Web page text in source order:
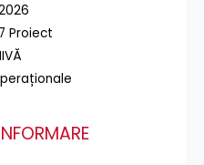
Proiect